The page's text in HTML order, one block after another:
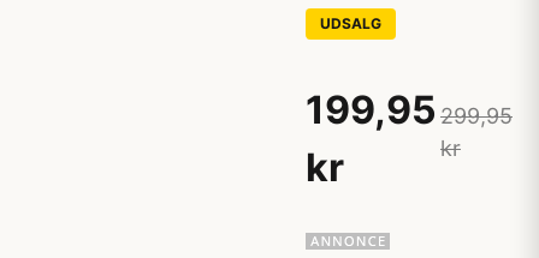
UDSALG
199,95
kr
299,95
kr